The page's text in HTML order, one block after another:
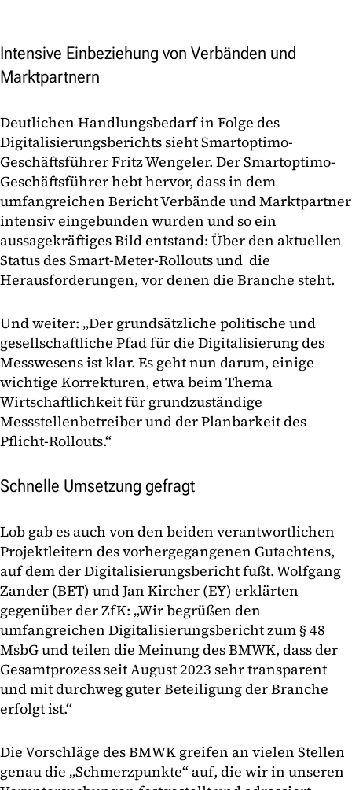
Intensive Einbeziehung von Verbänden und
Marktpartnern
Deutlichen Handlungsbedarf in Folge des
Digitalisierungsberichts sieht Smartoptimo-
Geschäftsführer Fritz Wengeler. Der Smartoptimo-
Geschäftsführer hebt hervor, dass in dem
umfangreichen Bericht Verbände und Marktpartner
intensiv eingebunden wurden und so ein
aussagekräftiges Bild entstand: Über den aktuellen
Status des Smart-Meter-Rollouts und die
Herausforderungen, vor denen die Branche steht.
Und weiter: „Der grundsätzliche politische und
gesellschaftliche Pfad für die Digitalisierung des
Messwesens ist klar. Es geht nun darum, einige
wichtige Korrekturen, etwa beim Thema
Wirtschaftlichkeit für grundzuständige
Messstellenbetreiber und der Planbarkeit des
Pflicht-Rollouts.“
Schnelle Umsetzung gefragt
Lob gab es auch von den beiden verantwortlichen
Projektleitern des vorhergegangenen Gutachtens,
auf dem der Digitalisierungsbericht fußt. Wolfgang
Zander (BET) und Jan Kircher (EY) erklärten
gegenüber der ZfK: „Wir begrüßen den
umfangreichen Digitalisierungsbericht zum § 48
MsbG und teilen die Meinung des BMWK, dass der
Gesamtprozess seit August 2023 sehr transparent
und mit durchweg guter Beteiligung der Branche
erfolgt ist.“
Die Vorschläge des BMWK greifen an vielen Stellen
genau die „Schmerzpunkte“ auf, die wir in unseren